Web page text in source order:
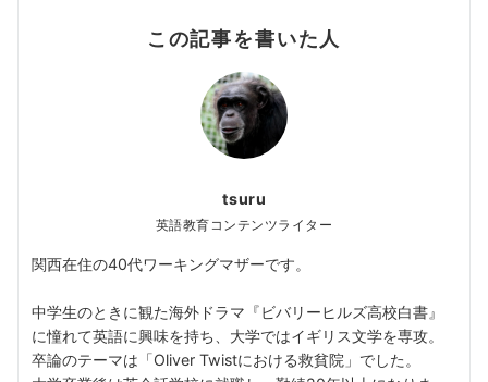
この記事を書いた人
tsuru
英語教育コンテンツライター
関西在住の40代ワーキングマザーです。
中学生のときに観た海外ドラマ『ビバリーヒルズ高校白書』
に憧れて英語に興味を持ち、大学ではイギリス文学を専攻。
卒論のテーマは「Oliver Twistにおける救貧院」でした。